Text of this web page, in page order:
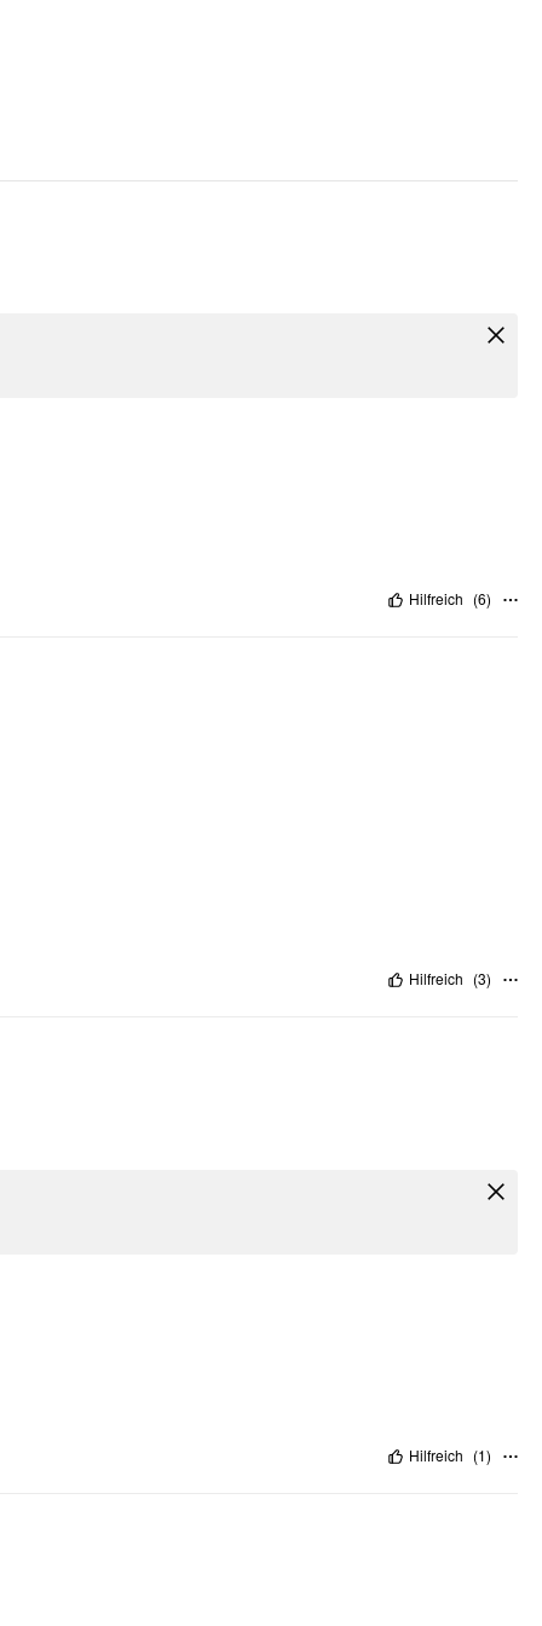
Hilfreich (6)
Hilfreich (3)
Hilfreich (1)